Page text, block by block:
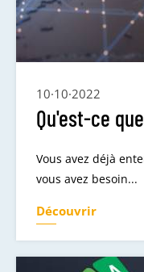
10·10·2022
Qu'est-ce
Vous avez déjà
vous avez besoin...
Découvrir